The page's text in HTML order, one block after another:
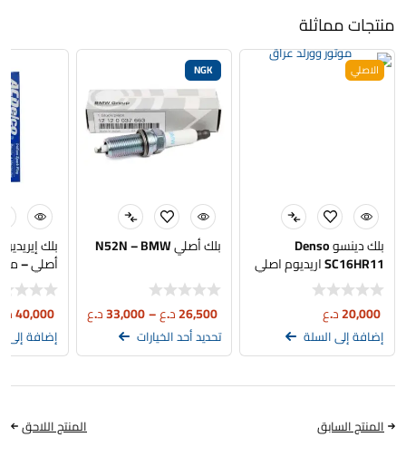
منتجات مماثلة
الاصلي
بلك دينسو Denso
SC16HR11 اريديوم اصلي
20,000د.ع
إضافة إلى السلة
NGK
بلك أصلي N52N – BMW
26,500د.ع–
33,000د.ع
تحديد أحد الخيارات
سيت اربع
40,000
إضافة إلى
المنتج السابق المنتج اللاحق